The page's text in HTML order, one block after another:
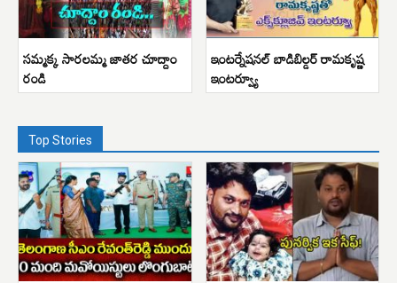
సమ్మక్క సారలమ్మ జాతర చూద్దాం
రండి
ఇంటర్నేషనల్ బాడిబిల్డర్ రామకృష్ణ
ఇంటర్వ్యూ
Top Stories